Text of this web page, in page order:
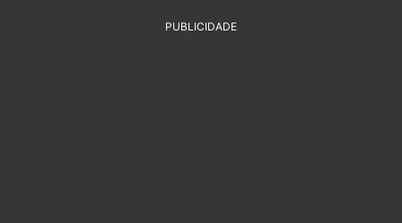
PUBLICIDADE